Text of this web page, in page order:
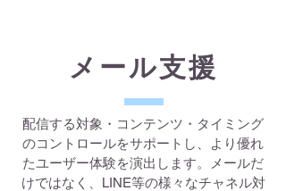
メール支援
配信する対象・コンテンツ・タイミング
のコントロールをサポートし、より優れ
たユーザー体験を演出します。メールだ
けではなく、LINE等の様々なチャネル対